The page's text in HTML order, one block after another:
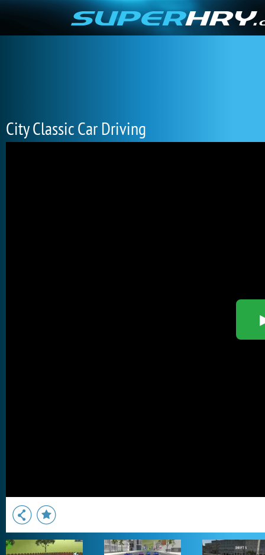
City Classic Car Driving